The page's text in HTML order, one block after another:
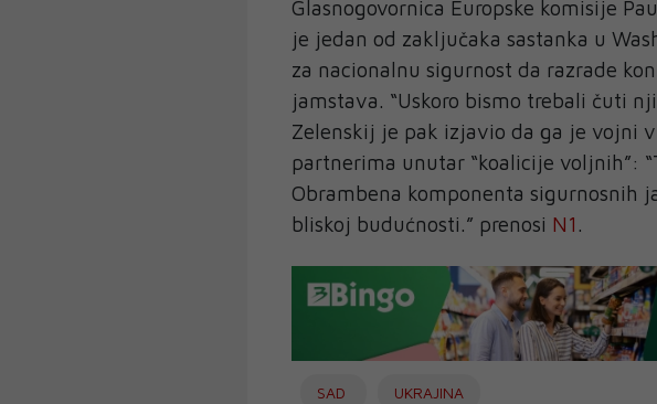
Glasnogovornica Europske komisije
je jedan od zaključaka sastanka u
za nacionalnu sigurnost da razrade
jamstava. “Uskoro bismo trebali čuti
Zelenskij je pak izjavio da ga je vojni
partnerima unutar “koalicije voljnih”:
Obrambena komponenta sigurnosnih
bliskoj budućnosti.” prenosi N1 .
SAD UKRAJINA